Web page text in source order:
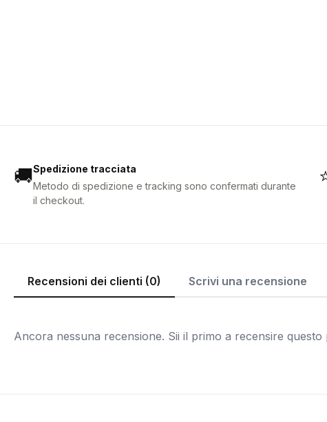
🚚Spedizione tracciata
Metodo di spedizione e tracking sono confermati durante
il checkout.
Recensioni dei clienti (0) Scrivi una recensione
Ancora nessuna recensione. Sii il primo a recensire questo